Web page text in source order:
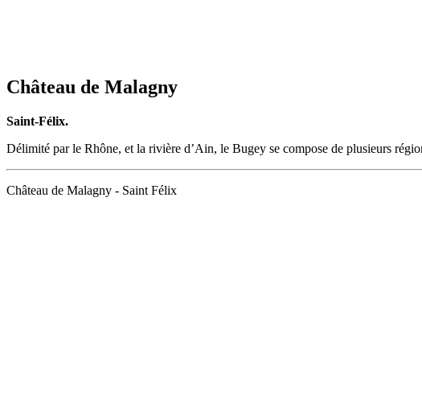
Château de Malagny
Saint-Félix.
Délimité par le Rhône, et la rivière d’Ain, le Bugey se compose de plusieurs
Château de Malagny - Saint Félix